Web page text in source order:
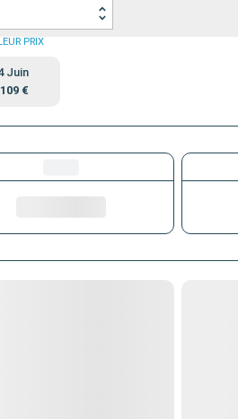
PRIX
Juin
€